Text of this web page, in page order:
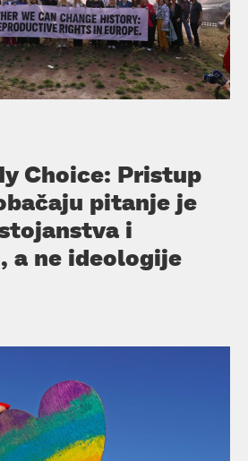
Choice: Pristup
pitanje je
i
a ne ideologije